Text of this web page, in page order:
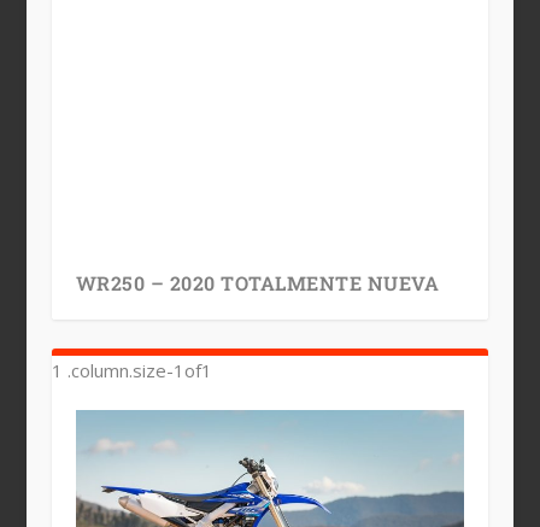
WR250 – 2020 TOTALMENTE NUEVA